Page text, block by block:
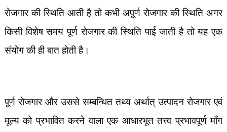
रोजगार की स्थिति आती है तो कभी अपूर्ण रोजगार की स्थिति अगर
किसी विशेष समय पूर्ण रोजगार की स्थिति पाई जाती है तो यह एक
संयोग की ही बात होती है।
पूर्ण रोजगार और उससे सम्बन्धित तथ्य अर्थात् उत्पादन रोजगार एवं
मूल्य को प्रभावित करने वाला एक आधारभूत तत्त्व प्रभावपूर्ण माँग